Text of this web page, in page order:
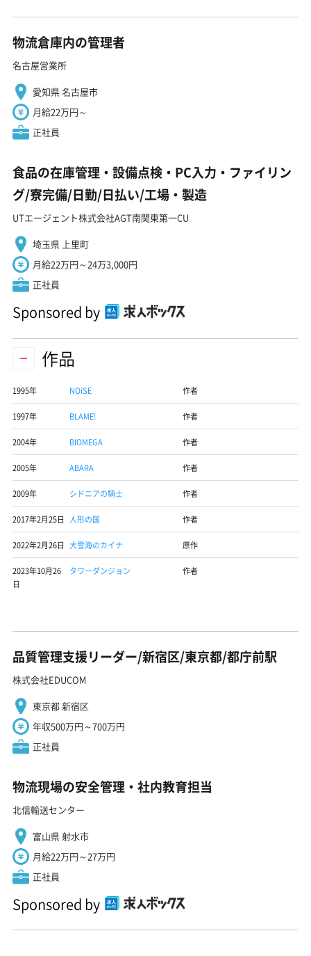
物流倉庫内の管理者
名古屋営業所
愛知県 名古屋市
月給22万円～
正社員
食品の在庫管理・設備点検・PC入力・ファイリン
グ/寮完備/日勤/日払い/工場・製造
UTエージェント株式会社AGT南関東第一CU
埼玉県 上里町
月給22万円～24万3,000円
正社員
Sponsored by
作品
1995年 NOiSE 作者
1997年 BLAME! 作者
2004年 BIOMEGA 作者
2005年 ABARA 作者
2009年 シドニアの騎士 作者
2017年2月25日 人形の国 作者
2022年2月26日 大雪海のカイナ 原作
2023年10月26
日
タワーダンジョン 作者
品質管理支援リーダー/新宿区/東京都/都庁前駅
株式会社EDUCOM
東京都 新宿区
年収500万円～700万円
正社員
物流現場の安全管理・社内教育担当
北信輸送センター
富山県 射水市
月給22万円～27万円
正社員
Sponsored by